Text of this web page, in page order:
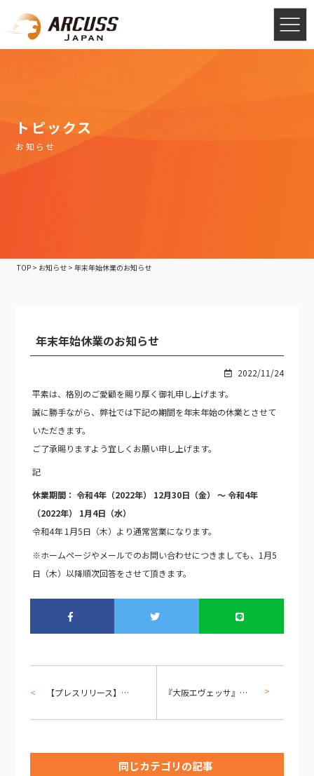
トピックス
お知らせ
TOP > お知らせ >年末年始休業のお知らせ
年末年始休業のお知らせ
2022/11/24
平素は、格別のご愛顧を賜り厚く御礼申し上げます。
誠に勝手ながら、弊社では下記の期間を年末年始の休業とさせて
いただきます。
ご了承賜りますよう宜しくお願い申し上げます。
記
休業期間： 令和4年（2022年） 12月30日（金） ～ 令和4年
（2022年） 1月4日（水）
令和4年 1月5日（木）より通常営業になります。
※ホームページやメールでのお問い合わせにつきましても、1月5
日（木）以降順次回答をさせて頂きます。
【プレスリリース】『Arcury』と動画配信を用いたECの提案「Arcury for Live Commerce」をリリース！ 『大阪エヴェッサ』とのオフィシャルゴールドパートナー契約を締結しました
同じカテゴリの記事